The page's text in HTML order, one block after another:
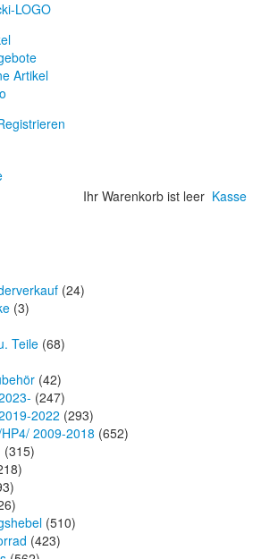
Artikel
Ihr Warenkorb ist leer Kasse
(24)
(3)
Teile (68)
(42)
(247)
2022 (293)
2009-2018 (652)
(315)
(510)
(423)